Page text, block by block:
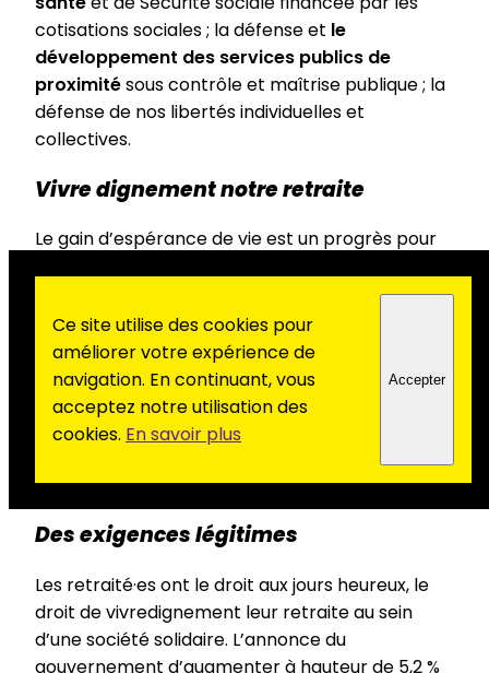
cotisations sociales ; la défense et le
développement des services publics de
proximitésous contrôle et maîtrise publique ; la
défense de nos libertés individuelles et
collectives.
Vivre dignement notre retraite
Le gain d’espérance de vie est un progrès pour
intergénérationnelle. Mais gouvernement et
patronat estiment qu’il s’agit uniquement d’un
coût à réduire comme l’exige l’Union
européenne. La retraite est un choix de société
essentiel qui suppose d’intégrer pleinement
dans les politiques publiques mises en œuvre la
notion de société pour tous les âges.
Des exigences légitimes
Les retraité·es ont le droit aux jours heureux, le
droit de vivredignement leur retraite au sein
d’une société solidaire. L’annonce du
gouvernement d’augmenter à hauteur de 5,2 %
Ce site utilise des cookies pour
améliorer votre expérience de
navigation. En continuant, vous
acceptez notre utilisation des
cookies. En savoir plus
Accepter